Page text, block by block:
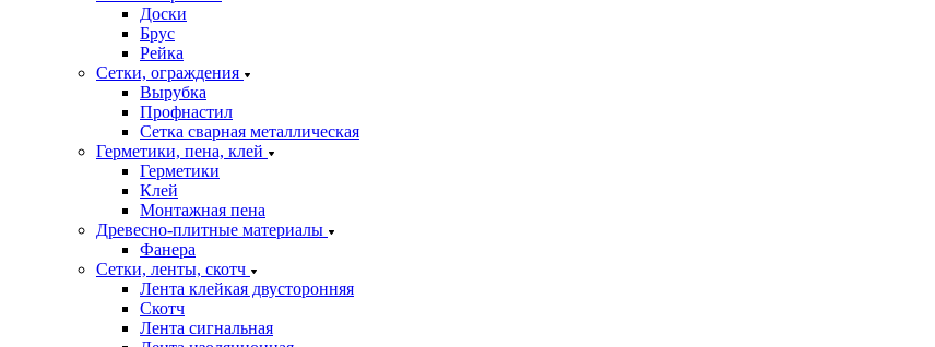
Доски
Брус
Рейка
Сетки, ограждения
Вырубка
Профнастил
Сетка сварная металлическая
Герметики, пена, клей
Герметики
Клей
Монтажная пена
Древесно-плитные материалы
Фанера
Сетки, ленты, скотч
Лента клейкая двусторонняя
Скотч
Лента сигнальная